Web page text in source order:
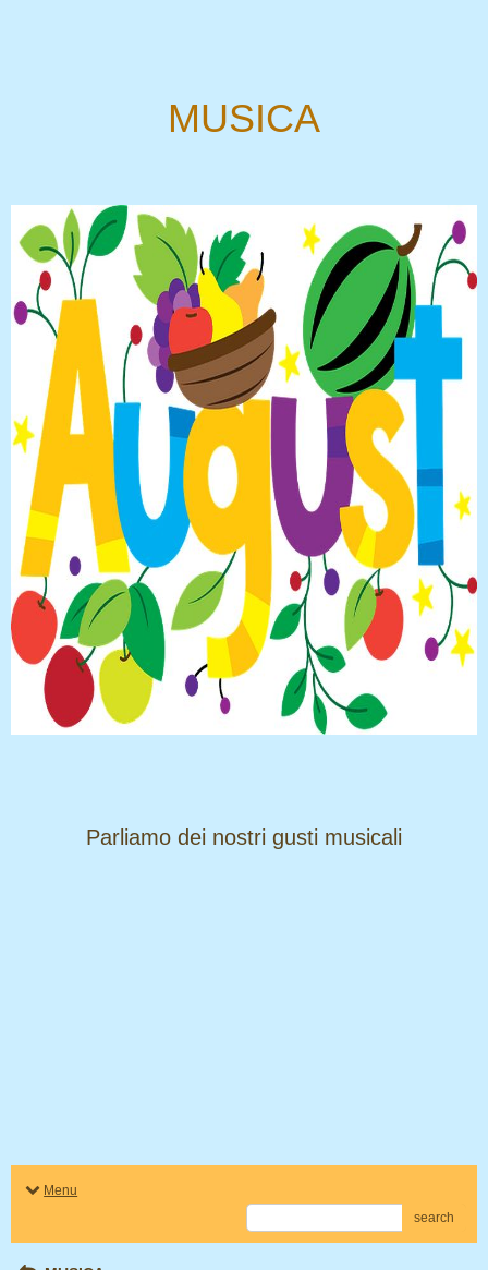
MUSICA
​​​​​​​Parliamo dei nostri gusti musicali
Menu
search